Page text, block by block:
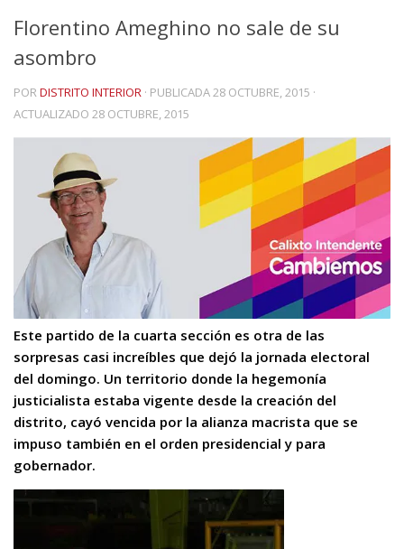
Florentino Ameghino no sale de su
asombro
PORDISTRITO INTERIOR · PUBLICADA28 OCTUBRE, 2015 ·
ACTUALIZADO 28 OCTUBRE, 2015
Este partido de la cuarta sección es otra de las
sorpresas casi increíbles que dejó la jornada electoral
del domingo. Un territorio donde la hegemonía
justicialista estaba vigente desde la creación del
distrito, cayó vencida por la alianza macrista que se
impuso también en el orden presidencial y para
gobernador.